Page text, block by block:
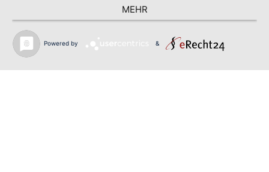
MEHR
Powered by &